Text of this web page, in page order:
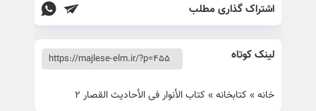
اشتراک گذاری مطلب
لینک کوتاه
خانه» کتابخانه» کتاب الأنوار فی الأحادیث القصار 2